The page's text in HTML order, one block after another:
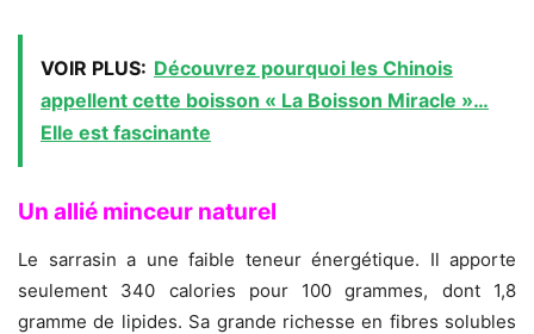
VOIR PLUS: Découvrez pourquoi les Chinois
appellent cette boisson « La Boisson Miracle »…
Elle est fascinante
Un allié minceur naturel
Le sarrasin a une faible teneur énergétique. Il apporte
seulement 340 calories pour 100 grammes, dont 1,8
gramme de lipides. Sa grande richesse en fibres solubles